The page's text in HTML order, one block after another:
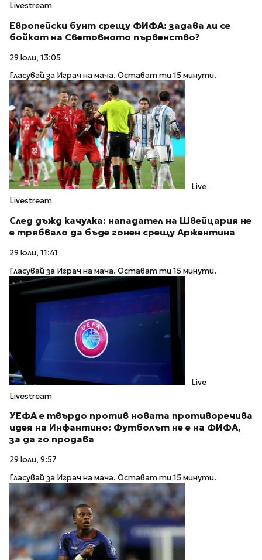
Livestream
Европейски бунт срещу ФИФА: задава ли се
бойкот на Световното първенство?
29 юли, 13:05
Гласувай за Играч на мача. Остават ти 15 минути.
Live
Livestream
След дъжд качулка: нападател на Швейцария не
е трябвало да бъде гонен срещу Аржентина
29 юли, 11:41
Гласувай за Играч на мача. Остават ти 15 минути.
Live
Livestream
УЕФА е твърдо против новата противоречива
идея на Инфантино: Футболът не е на ФИФА,
за да го продава
29 юли, 9:57
Гласувай за Играч на мача. Остават ти 15 минути.